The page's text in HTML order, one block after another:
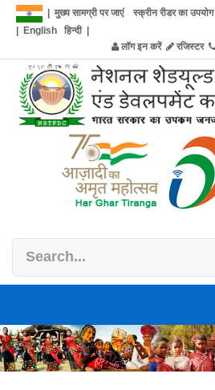
मुख्य सामग्री पर जाएं स्क्रीन रीडर का उपयोग
English हिन्दी|
लॉग इन करें
रजिस्टर